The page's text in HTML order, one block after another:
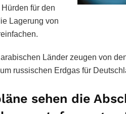
für den
Lagerung von
Länder zeugen von
russischen Erdgas für
sehen die